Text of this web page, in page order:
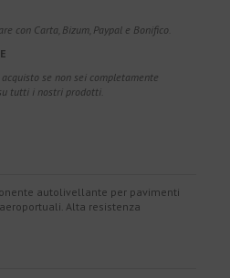
con Carta, Bizum, Paypal e Bonifico.
se non sei completamente
tutti i nostri prodotti.
autolivellante per pavimenti
Alta resistenza